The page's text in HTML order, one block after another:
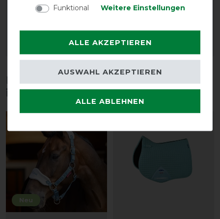
Insulated Liner 200g
134,90 € *
ARTIKEL MERKEN
Führstrick
12,50 € *
ARTIKEL MERKEN
Diese Produkte könnten dich auch
interessieren
Neu
Funktional
Weitere Einstellungen
ALLE AKZEPTIEREN
ALLE ABLEHNEN
AUSWAHL AKZEPTIEREN